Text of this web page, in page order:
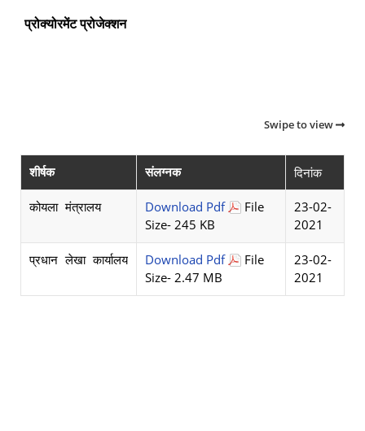
प्रोक्योरमेंट प्रोजेक्शन
Swipe to view
शीर्षक संलग्नक दिनांक
कोयला मंत्रालय Download Pdf
File
Size- 245 KB
23-02-
2021
प्रधान लेखा कार्यालय Download Pdf
File
Size- 2.47 MB
23-02-
2021